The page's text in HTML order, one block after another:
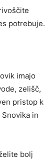
potrebuje.
imajo
zelišč,
pristop k
in
bolj